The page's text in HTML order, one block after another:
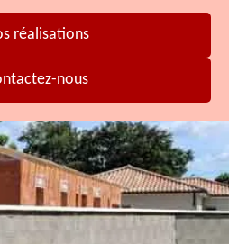
réalisations
nous